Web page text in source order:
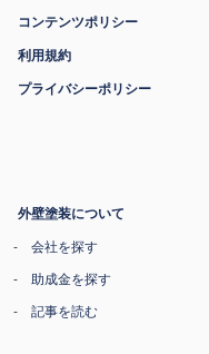
コンテンツポリシー
利用規約
プライバシーポリシー
外壁塗装について
会社を探す
助成金を探す
記事を読む